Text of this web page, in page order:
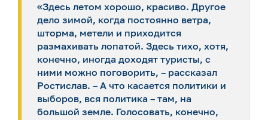
«Здесь летом хорошо, красиво. Другое
дело зимой, когда постоянно ветра,
шторма, метели и приходится
размахивать лопатой. Здесь тихо, хотя,
конечно, иногда доходят туристы, с
ними можно поговорить, – рассказал
Ростислав. – А что касается политики и
выборов, вся политика – там, на
большой земле. Голосовать, конечно,